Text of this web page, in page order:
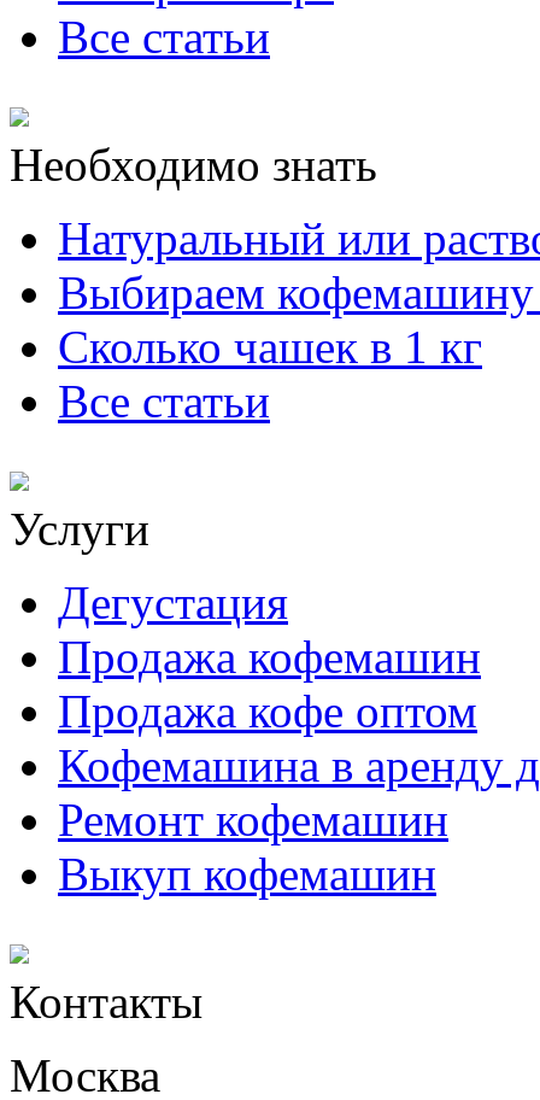
Все статьи
Необходимо знать
Натуральный или
Выбираем кофемашину
Сколько чашек в 1 кг
Все статьи
Услуги
Дегустация
Продажа кофемашин
Продажа кофе оптом
Кофемашина в аренду
Ремонт кофемашин
Выкуп кофемашин
Контакты
Москва